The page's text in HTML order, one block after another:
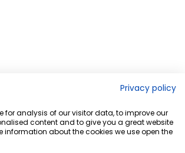
Privacy policy
for analysis of our visitor data, to improve our
content and to give you a great website
information about the cookies we use open the